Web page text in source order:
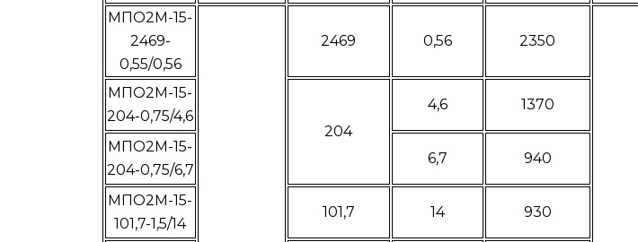
МПО2М-15-
2469-
0,55/0,56
2469 0,56 2350
МПО2М-15-
204-0,75/4,6
204
4,6 1370
МПО2М-15-
204-0,75/6,7
6,7 940
МПО2М-15-
101,7-1,5/14
101,7 14 930